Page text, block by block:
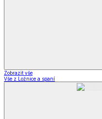
Zobrazit vše
Vše z Ložnice a spaní